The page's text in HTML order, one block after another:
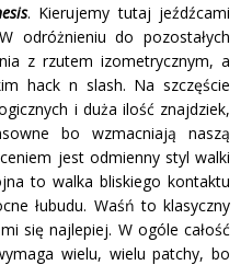
. Kierujemy tutaj jeźdźcami
odróżnieniu do pozostałych
z rzutem izometrycznym, a
hack n slash. Na szczęście
i duża ilość znajdziek,
bo wzmacniają naszą
jest odmienny styl walki
to walka bliskiego kontaktu
łubudu. Waśń to klasyczny
się najlepiej. W ogóle całość
wielu, wielu patchy, bo